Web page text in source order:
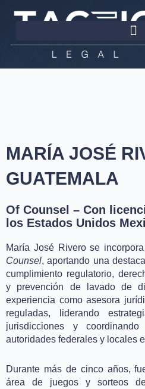
MARÍA JOSÉ
GUATEMALA
Of Counsel – Con
los Estados Unidos
María José Rivero se
Counsel, aportando una
cumplimiento regulatorio,
y prevención de lavado de
experiencia como asesora
reguladas, liderando
jurisdicciones y
autoridades federales y locales
Durante más de cinco años,
área de juegos y sorteos